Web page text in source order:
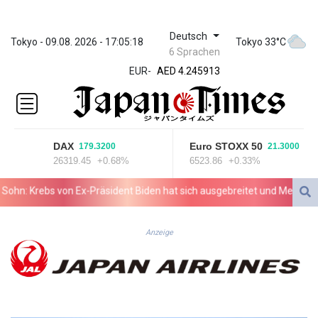
Tokyo - 09.08. 2026 - 17:05:18 Deutsch
6 Sprachen
Tokyo 33°C
EUR-
ZWL 372.275202
AED 4.245913
AED 4.245913
AFN 76.887634
ALL 93.218842
AMD
1060.176801
ARS
1724.882567
AWG 2.082489
BAM 1.955776
BBD 2.321671
DAX 179.3200
26319.45 +0.68%
Euro STOXX 50 21.3000
6523.86 +0.33%
Krebs von Ex-Präsident Biden hat sich ausgebreitet und Metastasen
Anzeige